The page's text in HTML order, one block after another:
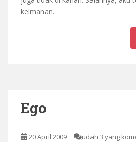
keimanan.
Ego
20 April 2009 udah 3 yang